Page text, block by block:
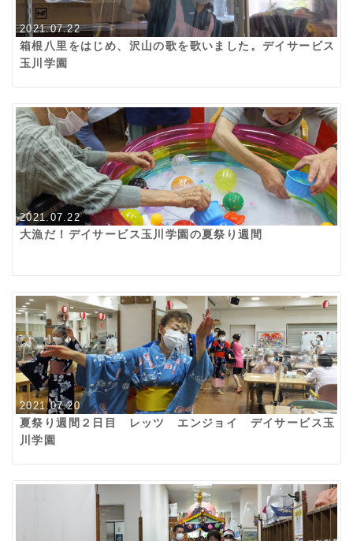
2021.07.22
箱根八里をはじめ、沢山の歌を歌いました。デイサービス
玉川学園
2021.07.22
大漁だ！デイサービス玉川学園の夏祭り週間
2021.07.20
夏祭り週間２日目 レッツ エンジョイ デイサービス玉
川学園